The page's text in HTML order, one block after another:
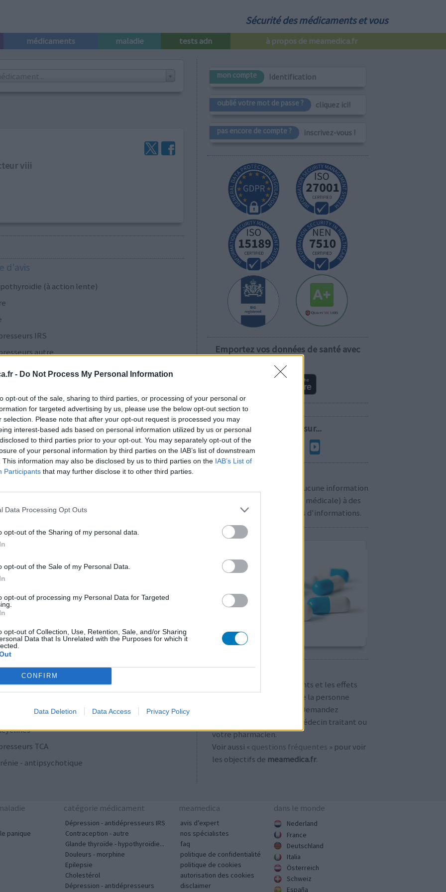
- Do Not Process My Personal Information
opt-out of the sale, sharing to third parties, or processing of your personal or
for targeted advertising by us, please use the below opt-out section to
selection. Please note that after your opt-out request is processed you may
interest-based ads based on personal information utilized by us or personal
to third parties prior to your opt-out. You may separately opt-out of the
of your personal information by third parties on the IAB’s list of downstream
This information may also be disclosed by us to third parties on the IAB’s List of
Participants that may further disclose it to other third parties.
Data Processing Opt Outs
opt-out of the Sharing of my personal data.
opt-out of the Sale of my Personal Data.
opt-out of processing my Personal Data for Targeted
opt-out of Collection, Use, Retention, Sale, and/or Sharing
Data that Is Unrelated with the Purposes for which it
CONFIRM
Data Deletion Data Access Privacy Policy
Sécurité des médicaments et vous
médicaments maladie tests adn à propos de meamedica.fr
viii
d'avis
(à action lente)
IRS
autre
à large spectre
IRS
autre
IRS
oraux
bloquant
bloquant
- antipsychotique
oraux
TCA
- antipsychotique
mon compte Identification
oublié votre mot de passe ? cliquez ici!
pas encore de compte ? inscrivez-vous !
Emportez vos données de santé avec
Suivez-nous sur...
Nous ne communiquons aucune information
personnelle (prescription médicale) à des
tiers. Cliquez
pour plus d'informations.
Les avis sur les médicaments et les effets
secondaires dépendent de la personne
utilisant le médicament. Demandez
toujours conseil à votre médecin traitant ou
votre pharmacien.
Voir aussi « questions fréquentes » pour voir
les objectifs de meamedica.fr.
panique
catégorie médicament
Dépression - antidépresseurs IRS
Contraception - autre
Glande thyroïde - hypothyroïdie...
Douleurs - morphine
Epilepsie
Cholestérol
Dépression - antidépresseurs
meamedica
avis d’expert
nos spécialistes
faq
politique de confidentialité
politique de cookies
autorisation des cookies
disclaimer
dans le monde
Nederland
France
Deutschland
Italia
Österreich
Schweiz
España